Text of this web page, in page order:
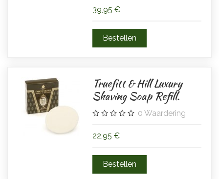
39,95 €
Truefitt & Hill Luxury
Shaving Soap Refill.
0 Waardering
22,95 €